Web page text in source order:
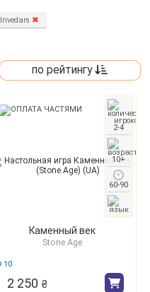
Invedars ✖
по рейтингу
Каменный век
Stone Age
2-4
10+
60-90
10
2 250 ₴